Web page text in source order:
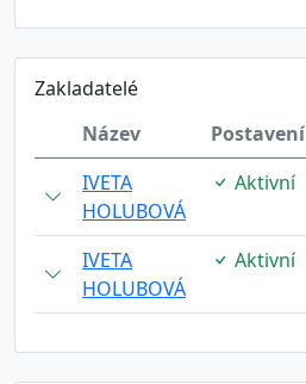
Zakladatelé
Název
Postavení
IVETA
HOLUBOVÁ
Aktivní
IVETA
HOLUBOVÁ
Aktivní